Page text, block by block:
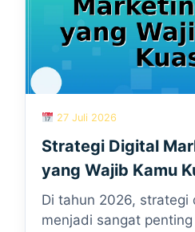
27 Juli 2026
Strategi Digital
yang Wajib Kamu
Di tahun 2026, strategi
menjadi sangat